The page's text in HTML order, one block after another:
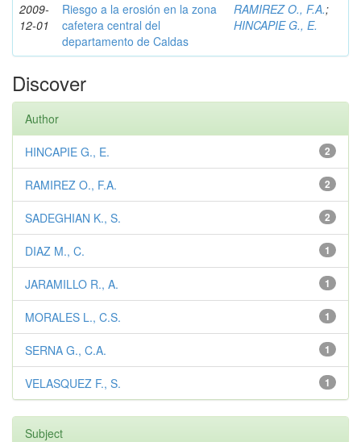
2009-
12-01
Riesgo a la erosión en la zona
cafetera central del
departamento de Caldas
RAMIREZ O., F.A.;
HINCAPIE G., E.
Discover
Author
2
HINCAPIE G., E.
2
RAMIREZ O., F.A.
2
SADEGHIAN K., S.
1
DIAZ M., C.
1
JARAMILLO R., A.
1
MORALES L., C.S.
1
SERNA G., C.A.
1
VELASQUEZ F., S.
Subject